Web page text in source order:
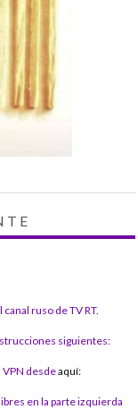
ruso de TV RT.
siguientes:
desdeaquí:
en la parte izquierda